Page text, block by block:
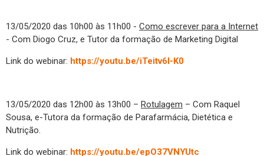
13/05/2020 das 10h00 às 11h00 - Como escrever para a Internet
- Com Diogo Cruz, e Tutor da formação de Marketing Digital
Link do webinar: https://youtu.be/iTeitv6l-K0
13/05/2020 das 12h00 às 13h00 – Rotulagem – Com Raquel
Sousa, e-Tutora da formação de Parafarmácia, Dietética e
Nutrição.
Link do webinar: https://youtu.be/epO37VNYUtc